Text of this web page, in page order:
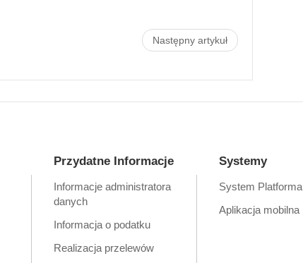
Następny artykuł
Przydatne Informacje
Informacje administratora
danych
Informacja o podatku
Realizacja przelewów
Systemy
System Platforma
Aplikacja mobilna